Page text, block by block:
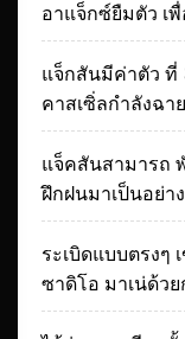
อาแจ็กซ์ยืมตัว เ
แจ็กสันมีค่าตัว ที่
คาสเซิ่ลกำลังฉา
แจ็คสันสามารถ
ฝึกฝนมาเป็นอย่า
ระเบิดแบบตรงๆ
ซาดิโอ มาเน่ด้วย